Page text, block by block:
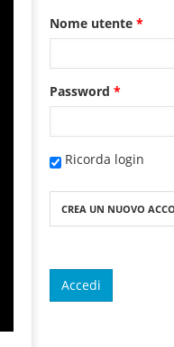
Nome utente *
Password *
Ricorda login
CREA UN NUOVO